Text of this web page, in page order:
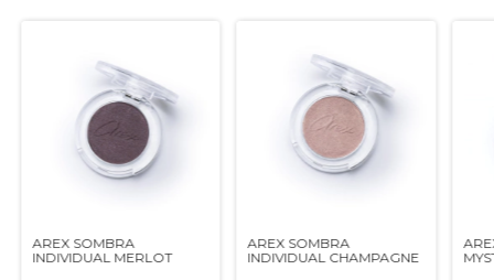
AREX SOMBRA
INDIVIDUAL MERLOT
AREX SOMBRA
INDIVIDUAL CHAMPAGNE